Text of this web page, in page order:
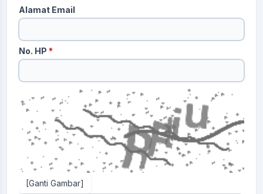
Alamat Email
No. HP *
[Ganti Gambar]